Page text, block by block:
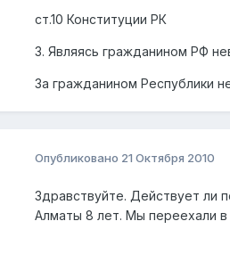
ст.10 Конституции РК
3. Являясь гражданином РФ
За гражданином Республики
Опубликовано 21 Октября 2010
Здравствуйте. Действует ли
Алматы 8 лет. Мы переехали в